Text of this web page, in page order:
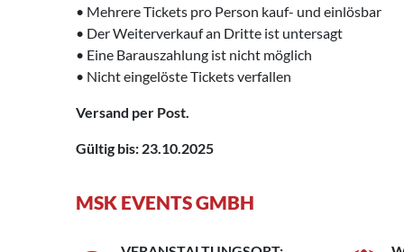
• Mehrere Tickets pro Person kauf- und einlösbar
• Der Weiterverkauf an Dritte ist untersagt
• Eine Barauszahlung ist nicht möglich
• Nicht eingelöste Tickets verfallen
Versand per Post.
Gültig bis: 23.10.2025
MSK EVENTS GMBH